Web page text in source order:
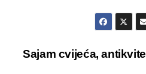
Sajam cvijeća,